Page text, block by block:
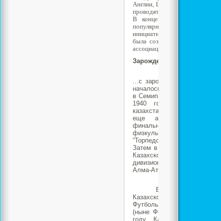
Англии, Шотландии, Уэльса и
проводятся ежегодно и сейчас).
В конце 19 в. футбол
популярность в Европе и
инициативе Бельгии, Дании,
была создана
ассоциаций (ФИФА).
Зарождение
с зарождения футбола в
началось с появления
в Семипалатинске (ныне
1940 году состоялся
казахстанского клуба на
еще алма-атинское
финальном матче Кубка
физкультуры выиграло в
“Торпедо” со счетом 3:1 и
Затем в 1959 году
Казахской ССР, после
дивизионе СССР наводит
Алма-Аты.
В 1992 году
Казахской ССР,
Футбольную ассоциацию
(ныне Федерация футбола
году Казахстан